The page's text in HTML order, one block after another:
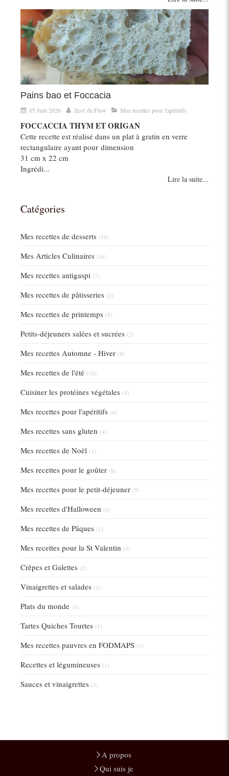
Pains bao et Foccacia
05 Juin 2026 Zest' de Flow Mes recettes pour l'apéritifs
FOCCACCIA THYM ET ORIGAN
Cette recette est réalisé dans un plat à gratin en verre
rectangulaire ayant pour dimension
31 cm x 22 cm
Ingrédi...
Lire la suite...
Catégories
Mes recettes de desserts (10)
Mes Articles Culinaires (14)
Mes recettes antigaspi (7)
Mes recettes de pâtisseries (2)
Mes recettes de printemps (5)
Petits-déjeuners salées et sucrées (2)
Mes recettes Automne - Hiver (8)
Mes recettes de l'été (10)
Cuisiner les protéines végétales (4)
Mes recettes pour l'apéritifs (4)
Mes recettes sans gluten (4)
Mes recettes de Noël (1)
Mes recettes pour le goûter (8)
Mes recettes pour le petit-déjeuner (5)
Mes recettes d'Halloween (1)
Mes recettes de Pâques (1)
Mes recettes pour la St Valentin (1)
Crêpes et Galettes (2)
Vinaigrettes et salades (1)
Plats du monde (3)
Tartes Quiches Tourtes (1)
Mes recettes pauvres en FODMAPS (1)
Recettes et légumineuses (1)
Sauces et vinaigrettes (1)
A propos
Qui suis je